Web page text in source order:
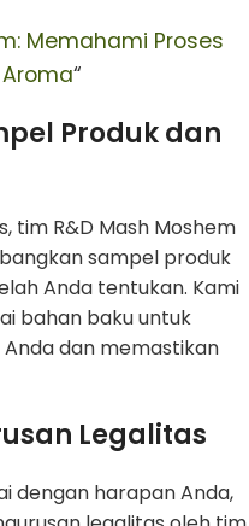
Memahami Proses
“
Produk dan
tim R&D Mash Moshem
sampel produk
Anda tentukan. Kami
bahan baku untuk
dan memastikan
Legalitas
dengan harapan Anda,